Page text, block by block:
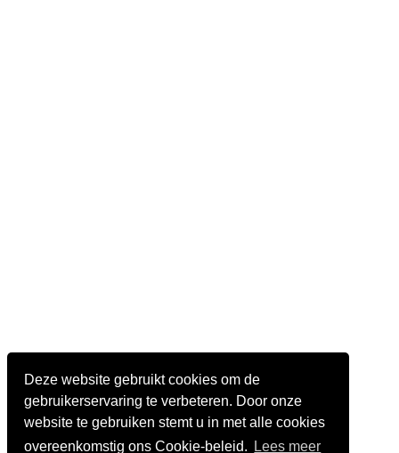
Deze website gebruikt cookies om de
gebruikerservaring te verbeteren. Door onze
website te gebruiken stemt u in met alle cookies
overeenkomstig ons Cookie-beleid.
Lees meer